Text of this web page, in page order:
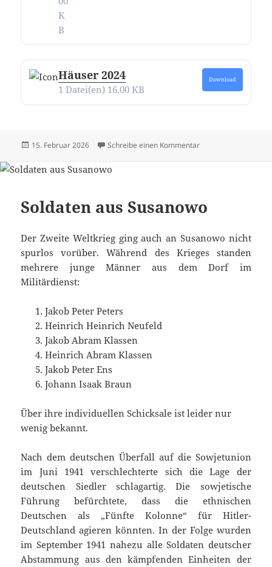
K
B
Häuser 2024
1 Datei(en) 16.00 KB
Download
Veröffentlicht
15. Februar 2026 Schreibe einen Kommentarzu Alle Texte und
Soldaten aus Susanowo
Der Zweite Weltkrieg ging auch an Susanowo nicht
spurlos vorüber. Während des Krieges standen
mehrere junge Männer aus dem Dorf im
Militärdienst:
Jakob Peter Peters
Heinrich Heinrich Neufeld
Jakob Abram Klassen
Heinrich Abram Klassen
Jakob Peter Ens
Johann Isaak Braun
Über ihre individuellen Schicksale ist leider nur
wenig bekannt.
Nach dem deutschen Überfall auf die Sowjetunion
im Juni 1941 verschlechterte sich die Lage der
deutschen Siedler schlagartig. Die sowjetische
Führung befürchtete, dass die ethnischen
Deutschen als „Fünfte Kolonne“ für Hitler-
Deutschland agieren könnten. In der Folge wurden
im September 1941 nahezu alle Soldaten deutscher
Abstammung aus den kämpfenden Einheiten der